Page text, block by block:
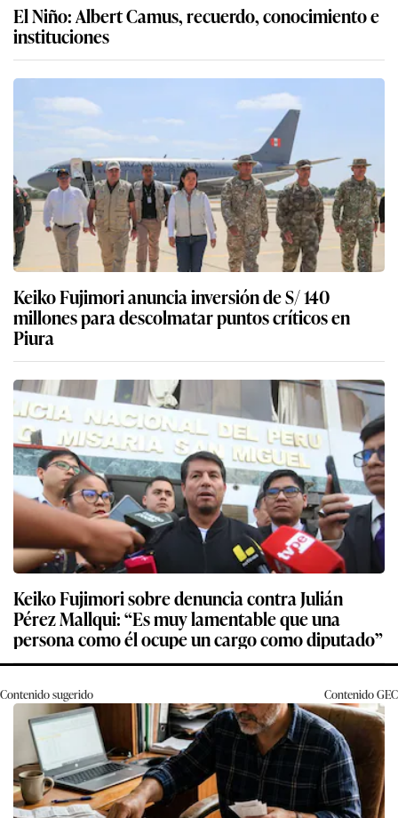
El Niño: Albert Camus, recuerdo, conocimiento e
instituciones
Keiko Fujimori anuncia inversión de S/ 140
millones para descolmatar puntos críticos en
Piura
Keiko Fujimori sobre denuncia contra Julián
Pérez Mallqui: “Es muy lamentable que una
persona como él ocupe un cargo como diputado”
Contenido sugerido ContenidoGEC